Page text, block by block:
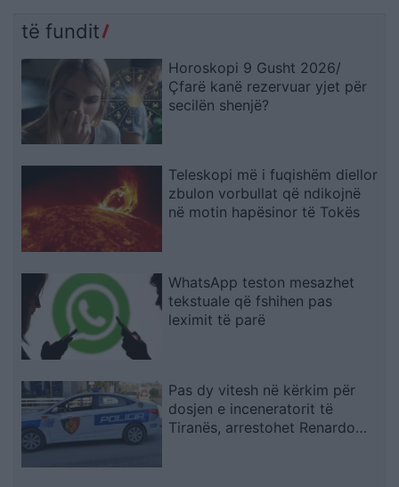
të fundit
Horoskopi 9 Gusht 2026/
Çfarë kanë rezervuar yjet për
secilën shenjë?
Teleskopi më i fuqishëm diellor
zbulon vorbullat që ndikojnë
në motin hapësinor të Tokës
WhatsApp teston mesazhet
tekstuale që fshihen pas
leximit të parë
Pas dy vitesh në kërkim për
dosjen e inceneratorit të
Tiranës, arrestohet Renardo